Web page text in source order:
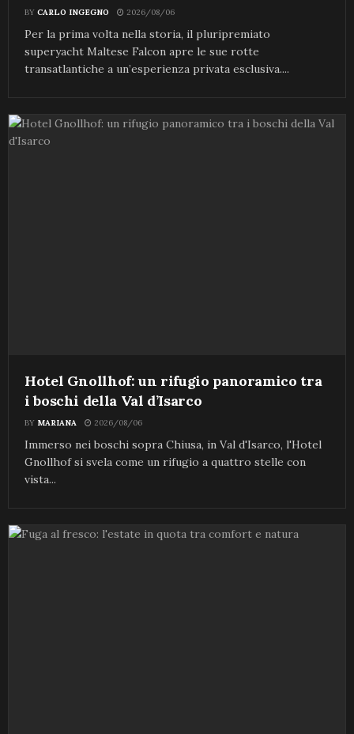
BY CARLO INGEGNO 2026/08/06
Per la prima volta nella storia, il pluripremiato
superyacht Maltese Falcon apre le sue rotte
transatlantiche a un’esperienza privata esclusiva....
Hotel Gnollhof: un rifugio panoramico tra
i boschi della Val d’Isarco
BY MARIANA 2026/08/06
Immerso nei boschi sopra Chiusa, in Val d'Isarco, l'Hotel
Gnollhof si svela come un rifugio a quattro stelle con
vista...